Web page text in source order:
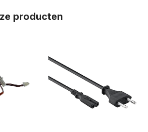
producten